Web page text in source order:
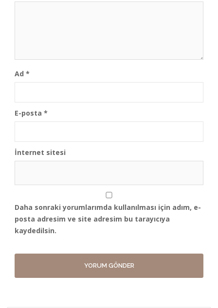
Ad *
E-posta *
İnternet sitesi
Daha sonraki yorumlarımda kullanılması için adım, e-
posta adresim ve site adresim bu tarayıcıya
kaydedilsin.